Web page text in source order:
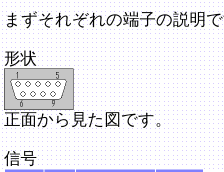
まずそれぞれの端子の説明
形状
正面から見た図です。
信号